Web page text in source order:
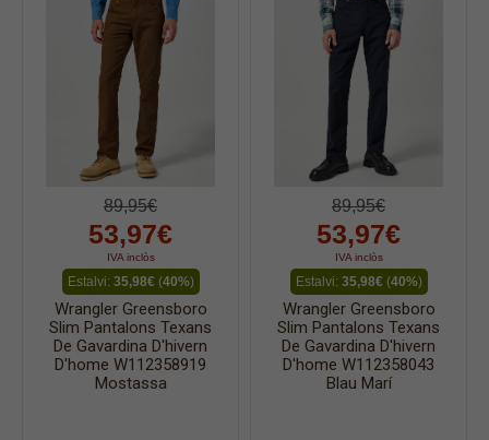
Pana home
Samarretes
Bermudes
Dessuadores
Camises
Bruses
Bosses
Vestits
Faldilles
Jerseis
89,95€
53,97€
IVA inclòs
Estalvi: 35,98€(40%)
Wrangler Greensboro
Slim Pantalons Texans
De Gavardina D'hivern
D'home W112358919
Mostassa
89,95€
53,97€
IVA inclòs
Estalvi: 35,98€(40%)
Wrangler Greensboro
Slim Pantalons Texans
De Gavardina D'hivern
D'home W112358043
Blau Marí